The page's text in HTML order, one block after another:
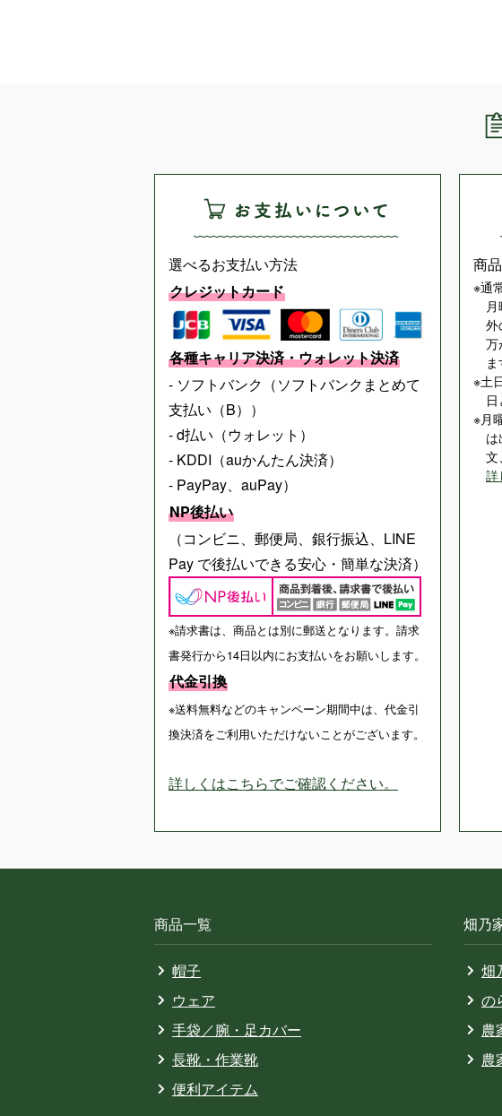
選べるお支払い方法
クレジットカード
各種キャリア決済・ウォレット決済
- ソフトバンク（ソフトバンクまとめて
支払い（B））
- d払い（ウォレット）
- KDDI（auかんたん決済）
- PayPay、auPay）
NP後払い
（コンビニ、郵便局、銀行振込、LINE
Pay で後払いできる安心・簡単な決済）
※請求書は、商品とは別に郵送となります。請求
書発行から14日以内にお支払いをお願いします。
代金引換
※送料無料などのキャンペーン期間中は、代金引
換決済をご利用いただけないことがございます。
詳しくはこちらでご確認ください。
商
通
外
万
ま
土
月
文
詳
商品一覧
帽子
ウェア
手袋／腕・足カバー
長靴・作業靴
便利アイテム
畑乃
畑
の
農
農